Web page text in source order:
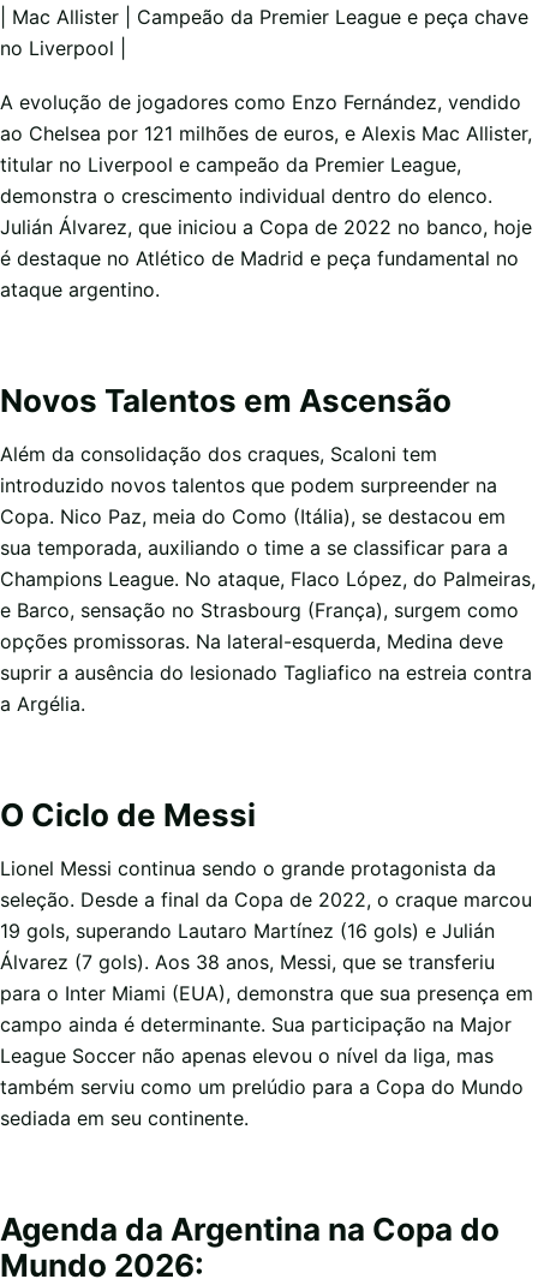
| Mac Allister | Campeão da Premier League e peça chave
no Liverpool |
A evolução de jogadores como Enzo Fernández, vendido
ao Chelsea por 121 milhões de euros, e Alexis Mac Allister,
titular no Liverpool e campeão da Premier League,
demonstra o crescimento individual dentro do elenco.
Julián Álvarez, que iniciou a Copa de 2022 no banco, hoje
é destaque no Atlético de Madrid e peça fundamental no
ataque argentino.
Novos Talentos em Ascensão
Além da consolidação dos craques, Scaloni tem
introduzido novos talentos que podem surpreender na
Copa. Nico Paz, meia do Como (Itália), se destacou em
sua temporada, auxiliando o time a se classificar para a
Champions League. No ataque, Flaco López, do Palmeiras,
e Barco, sensação no Strasbourg (França), surgem como
opções promissoras. Na lateral-esquerda, Medina deve
suprir a ausência do lesionado Tagliafico na estreia contra
a Argélia.
O Ciclo de Messi
Lionel Messi continua sendo o grande protagonista da
seleção. Desde a final da Copa de 2022, o craque marcou
19 gols, superando Lautaro Martínez (16 gols) e Julián
Álvarez (7 gols). Aos 38 anos, Messi, que se transferiu
para o Inter Miami (EUA), demonstra que sua presença em
campo ainda é determinante. Sua participação na Major
League Soccer não apenas elevou o nível da liga, mas
também serviu como um prelúdio para a Copa do Mundo
sediada em seu continente.
Agenda da Argentina na Copa do
Mundo 2026: